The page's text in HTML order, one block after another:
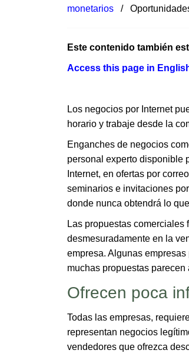
monetarios
/
Este contenido también
Access this p​age​ in​
Los negocios por Internet
horario y trabaje desde la
Enganches de negocios
personal experto disponible
Internet, en ofertas por
seminarios e invitaciones
donde nunca obtendrá lo
Las propuestas
desmesuradamente en la
empresa. Algunas
muchas propuestas parecen
Ofrecen poca
Todas las empresas,
representan negocios
vendedores que ofrezca